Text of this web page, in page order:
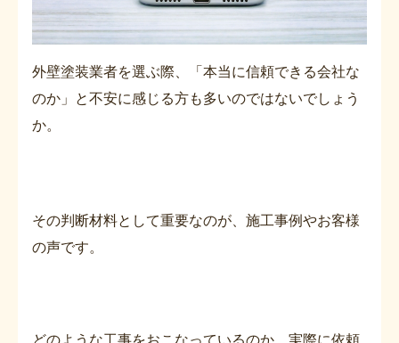
外壁塗装業者を選ぶ際、「本当に信頼できる会社な
のか」と不安に感じる方も多いのではないでしょう
か。
その判断材料として重要なのが、施工事例やお客様
の声です。
どのような工事をおこなっているのか、実際に依頼